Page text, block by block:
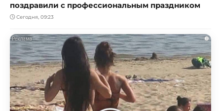
поздравили с профессиональным праздником
Сегодня, 09:23
i